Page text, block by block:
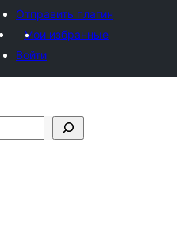
Отправить плагин
Мои избранные
Войти